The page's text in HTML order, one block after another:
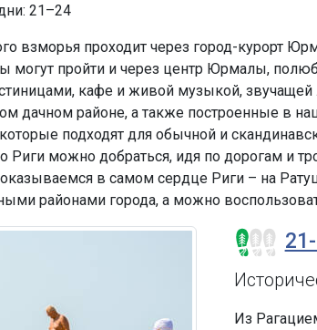
21–24
взморья проходит через город-курорт
могут пройти и через центр Юрмалы,
кафе и живой музыкой, звучащей
дачном районе, а также построенные
подходят для обычной и
Риги можно добраться, идя по дорогам и
в самом сердце Риги – на
районами города, а можно
Из